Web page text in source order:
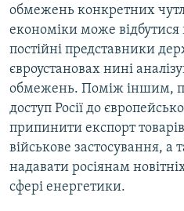
обмежень конкретних
економіки може
постійні представники
євроустановах нині
обмежень. Поміж іншим,
доступ Росії до
припинити експорт
військове застосування, а
надавати росіянам
сфері енергетики.